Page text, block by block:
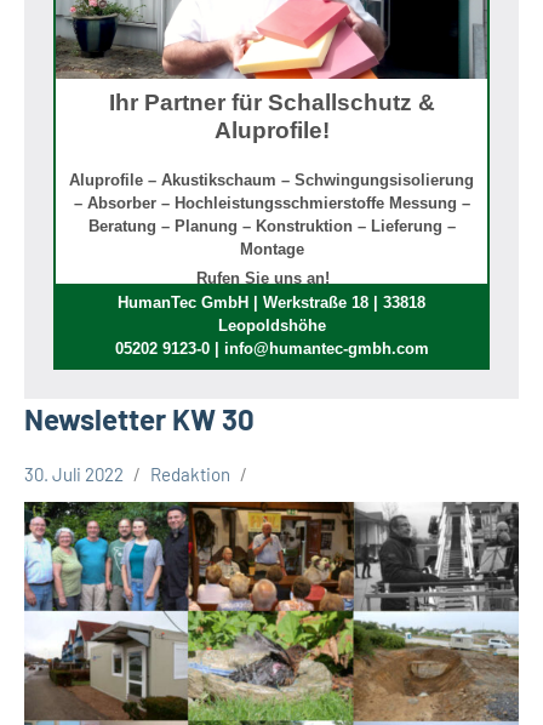
Ihr Partner für Schallschutz &
Aluprofile!
Aluprofile – Akustikschaum – Schwingungsisolierung
– Absorber – Hochleistungsschmierstoffe Messung –
Beratung – Planung – Konstruktion – Lieferung –
Montage
Rufen Sie uns an!
HumanTec GmbH | Werkstraße 18 | 33818
Leopoldshöhe
05202 9123-0 | info@humantec-gmbh.com
Newsletter KW 30
30. Juli 2022 Redaktion